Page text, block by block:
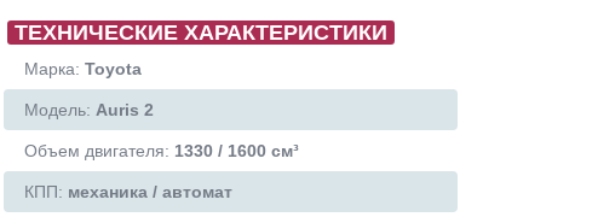
ТЕХНИЧЕСКИЕ ХАРАКТЕРИСТИКИ
Марка: Toyota
Модель: Auris 2
Объем двигателя: 1330 / 1600 см³
КПП: механика / автомат